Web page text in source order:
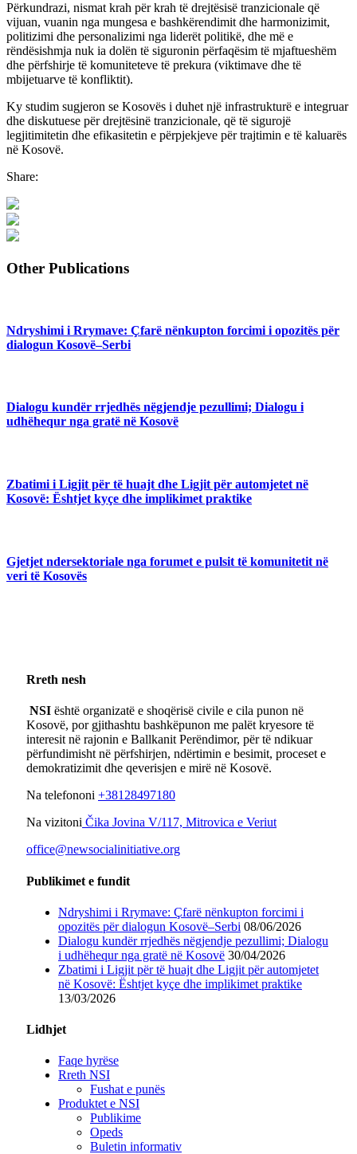
Përkundrazi, nismat krah për krah të drejtësisë tranzicionale që
vijuan, vuanin nga mungesa e bashkërendimit dhe harmonizimit,
politizimi dhe personalizimi nga liderët politikë, dhe më e
rëndësishmja nuk ia dolën të siguronin përfaqësim të mjaftueshëm
dhe përfshirje të komuniteteve të prekura (viktimave dhe të
mbijetuarve të konfliktit).
Ky studim sugjeron se Kosovës i duhet një infrastrukturë e integruar
dhe diskutuese për drejtësinë tranzicionale, që të sigurojë
legjitimitetin dhe efikasitetin e përpjekjeve për trajtimin e të kaluarës
në Kosovë.
Share:
Other Publications
Ndryshimi i Rrymave: Çfarë nënkupton forcimi i opozitës për
dialogun Kosovë–Serbi
Dialogu kundër rrjedhës nëgjendje pezullimi; Dialogu i
udhëhequr nga gratë në Kosovë
Zbatimi i Ligjit për të huajt dhe Ligjit për automjetet në
Kosovë: Ështjet kyçe dhe implikimet praktike
Gjetjet ndersektoriale nga forumet e pulsit të komunitetit në
veri të Kosovës
Rreth nesh
NSI është organizatë e shoqërisë civile e cila punon në
Kosovë, por gjithashtu bashkëpunon me palët kryesore të
interesit në rajonin e Ballkanit Perëndimor, për të ndikuar
përfundimisht në përfshirjen, ndërtimin e besimit, proceset e
demokratizimit dhe qeverisjen e mirë në Kosovë.
Na telefononi +38128497180
Na vizitoni Čika Jovina V/117, Mitrovica e Veriut
office@newsocialinitiative.org
Publikimet e fundit
Ndryshimi i Rrymave: Çfarë nënkupton forcimi i
opozitës për dialogun Kosovë–Serbi 08/06/2026
Dialogu kundër rrjedhës nëgjendje pezullimi; Dialogu
i udhëhequr nga gratë në Kosovë 30/04/2026
Zbatimi i Ligjit për të huajt dhe Ligjit për automjetet
në Kosovë: Ështjet kyçe dhe implikimet praktike
13/03/2026
Lidhjet
Faqe hyrëse
Rreth NSI
Fushat e punës
Produktet e NSI
Publikime
Opeds
Buletin informativ